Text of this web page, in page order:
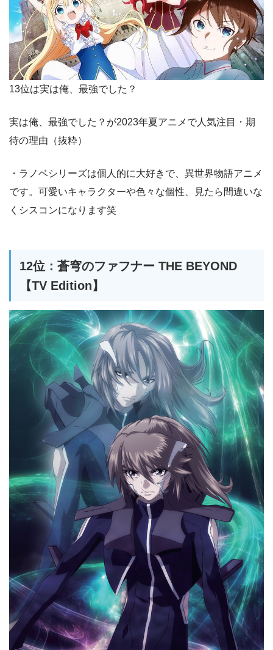
13位は実は俺、最強でした？
実は俺、最強でした？が2023年夏アニメで人気注目・期
待の理由（抜粋）
・ラノベシリーズは個人的に大好きで、異世界物語アニメ
です。可愛いキャラクターや色々な個性、見たら間違いな
くシスコンになります笑
12位：蒼穹のファフナー THE BEYOND
【TV Edition】